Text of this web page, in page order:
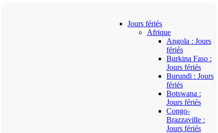
Jours fériés
Afrique
Angola : Jours
fériés
Burkina Faso :
Jours fériés
Burundi : Jours
fériés
Botswana :
Jours fériés
Congo-
Brazzaville :
Jours fériés